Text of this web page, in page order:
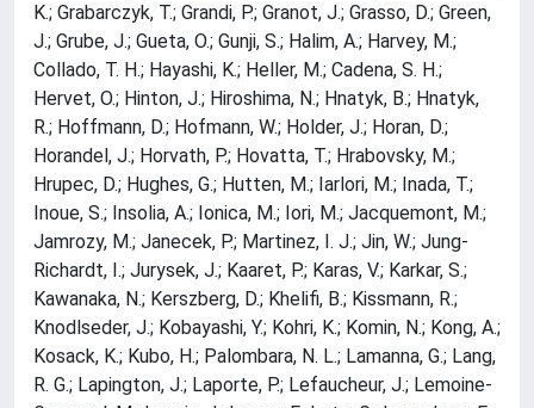
K.; Grabarczyk, T.; Grandi, P.; Granot, J.; Grasso, D.; Green,
J.; Grube, J.; Gueta, O.; Gunji, S.; Halim, A.; Harvey, M.;
Collado, T. H.; Hayashi, K.; Heller, M.; Cadena, S. H.;
Hervet, O.; Hinton, J.; Hiroshima, N.; Hnatyk, B.; Hnatyk,
R.; Hoffmann, D.; Hofmann, W.; Holder, J.; Horan, D.;
Horandel, J.; Horvath, P.; Hovatta, T.; Hrabovsky, M.;
Hrupec, D.; Hughes, G.; Hutten, M.; Iarlori, M.; Inada, T.;
Inoue, S.; Insolia, A.; Ionica, M.; Iori, M.; Jacquemont, M.;
Jamrozy, M.; Janecek, P.; Martinez, I. J.; Jin, W.; Jung-
Richardt, I.; Jurysek, J.; Kaaret, P.; Karas, V.; Karkar, S.;
Kawanaka, N.; Kerszberg, D.; Khelifi, B.; Kissmann, R.;
Knodlseder, J.; Kobayashi, Y.; Kohri, K.; Komin, N.; Kong, A.;
Kosack, K.; Kubo, H.; Palombara, N. L.; Lamanna, G.; Lang,
R. G.; Lapington, J.; Laporte, P.; Lefaucheur, J.; Lemoine-